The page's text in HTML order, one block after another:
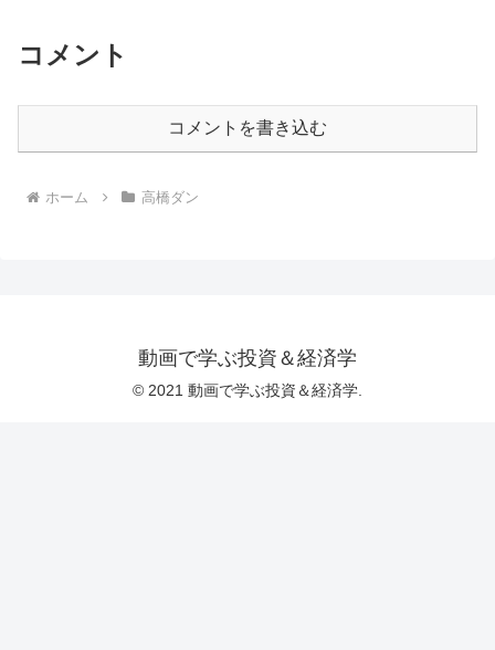
コメント
コメントを書き込む
ホーム 高橋ダン
動画で学ぶ投資＆経済学
© 2021 動画で学ぶ投資＆経済学.